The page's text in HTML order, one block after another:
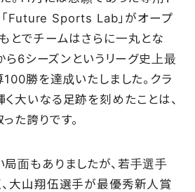
「Future Sports Lab」がオープ
とでチームはさらに一丸とな
ら6シーズンというリーグ史上最
勝を達成いたしました。クラ
大いなる足跡を刻めたことは、
た誇りです。
面もありましたが、若手選手
、大山翔伍選手が最優秀新人賞